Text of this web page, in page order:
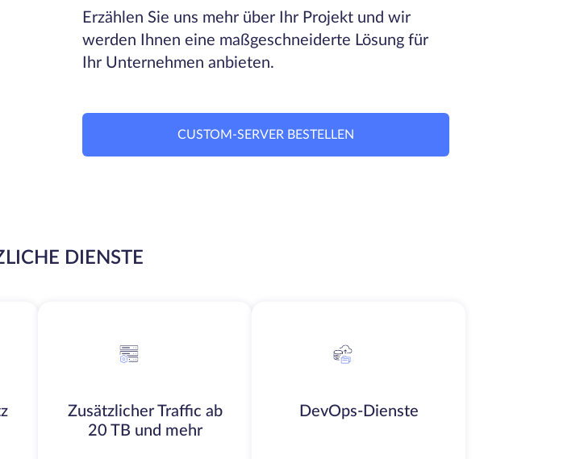
Erzählen Sie uns mehr über Ihr Projekt und wir
werden Ihnen eine maßgeschneiderte Lösung für
Ihr Unternehmen anbieten.
CUSTOM-SERVER BESTELLEN
DIENSTE
Zusätzlicher Traffic ab
20 TB und mehr
DevOps-Dienste